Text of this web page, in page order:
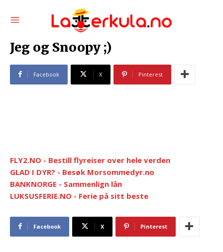
Jeg og Snoopy ;)
Facebook X Pinterest
FLY2.NO - Bestill flyreiser over hele verden
GLAD I DYR? - Besøk Morsommedyr.no
BANKNORGE - Sammenlign lån
LUKSUSFERIE.NO - Ferie på sitt beste
Facebook X Pinterest